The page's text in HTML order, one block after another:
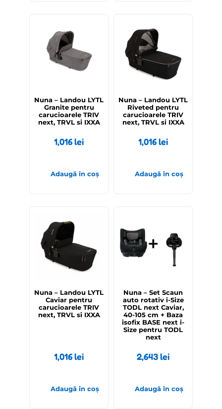
Nuna – Landou LYTL
Granite pentru
carucioarele TRIV
next, TRVL si IXXA
1,016lei
Adaugă în coș
Nuna – Landou LYTL
Riveted pentru
carucioarele TRIV
next, TRVL si IXXA
1,016lei
Adaugă în coș
Nuna – Landou LYTL
Caviar pentru
carucioarele TRIV
next, TRVL si IXXA
1,016lei
Adaugă în coș
Nuna – Set Scaun
auto rotativ i-Size
TODL next Caviar,
40-105 cm + Baza
isofix BASE next i-
Size pentru TODL
next
2,643lei
Adaugă în coș